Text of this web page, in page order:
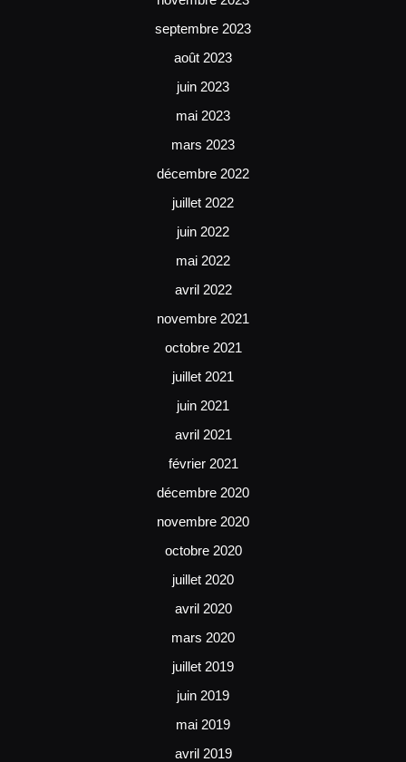
septembre 2023
août 2023
juin 2023
mai 2023
mars 2023
décembre 2022
juillet 2022
juin 2022
mai 2022
avril 2022
novembre 2021
octobre 2021
juillet 2021
juin 2021
avril 2021
février 2021
décembre 2020
novembre 2020
octobre 2020
juillet 2020
avril 2020
mars 2020
juillet 2019
juin 2019
mai 2019
avril 2019